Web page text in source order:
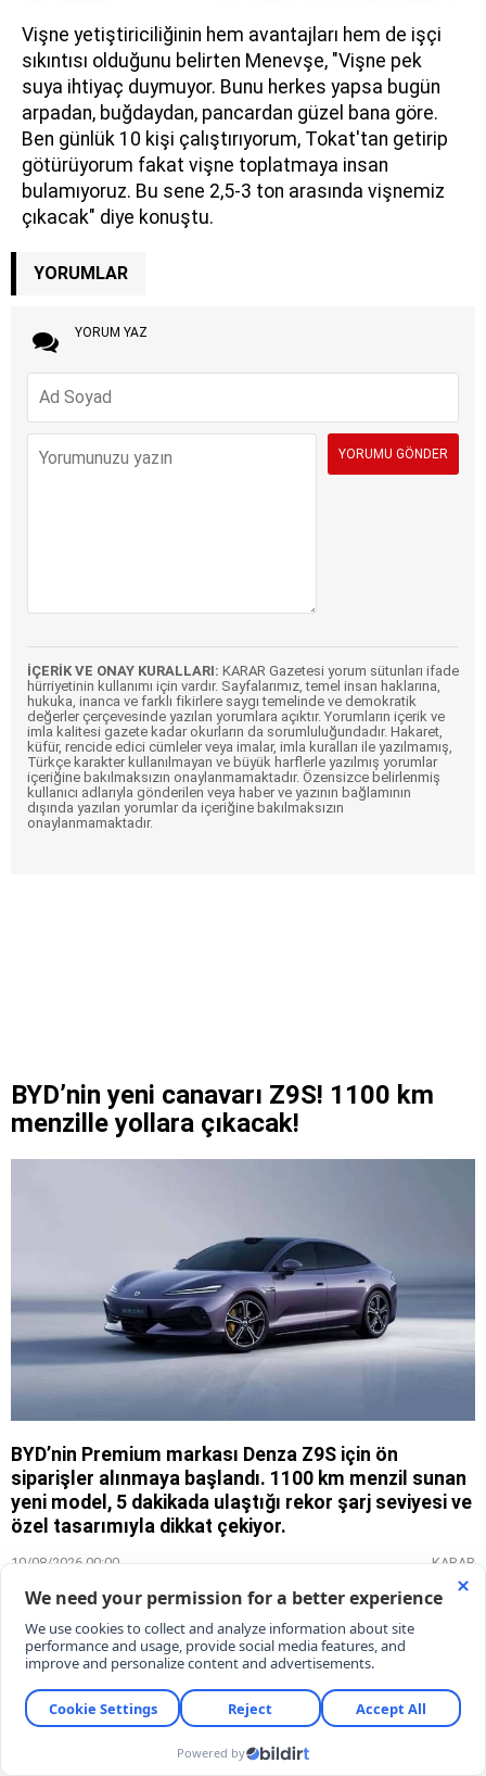
Vişne yetiştiriciliğinin hem avantajları hem de işçi
sıkıntısı olduğunu belirten Menevşe, "Vişne pek
suya ihtiyaç duymuyor. Bunu herkes yapsa bugün
arpadan, buğdaydan, pancardan güzel bana göre.
Ben günlük 10 kişi çalıştırıyorum, Tokat'tan getirip
götürüyorum fakat vişne toplatmaya insan
bulamıyoruz. Bu sene 2,5-3 ton arasında vişnemiz
çıkacak" diye konuştu.
YORUMLAR
YORUM YAZ
İÇERİK VE ONAY KURALLARI: KARAR Gazetesi yorum sütunları ifade
hürriyetinin kullanımı için vardır. Sayfalarımız, temel insan haklarına,
hukuka, inanca ve farklı fikirlere saygı temelinde ve demokratik
değerler çerçevesinde yazılan yorumlara açıktır. Yorumların içerik ve
imla kalitesi gazete kadar okurların da sorumluluğundadır. Hakaret,
küfür, rencide edici cümleler veya imalar, imla kuralları ile yazılmamış,
Türkçe karakter kullanılmayan ve büyük harflerle yazılmış yorumlar
içeriğine bakılmaksızın onaylanmamaktadır. Özensizce belirlenmiş
kullanıcı adlarıyla gönderilen veya haber ve yazının bağlamının
dışında yazılan yorumlar da içeriğine bakılmaksızın
onaylanmamaktadır.
BYD’nin yeni canavarı Z9S! 1100 km
menzille yollara çıkacak!
BYD’nin Premium markası Denza Z9S için ön
siparişler alınmaya başlandı. 1100 km menzil sunan
yeni model, 5 dakikada ulaştığı rekor şarj seviyesi ve
özel tasarımıyla dikkat çekiyor.
10/08/2026 00:00 KARAR
Esmagül Koçak